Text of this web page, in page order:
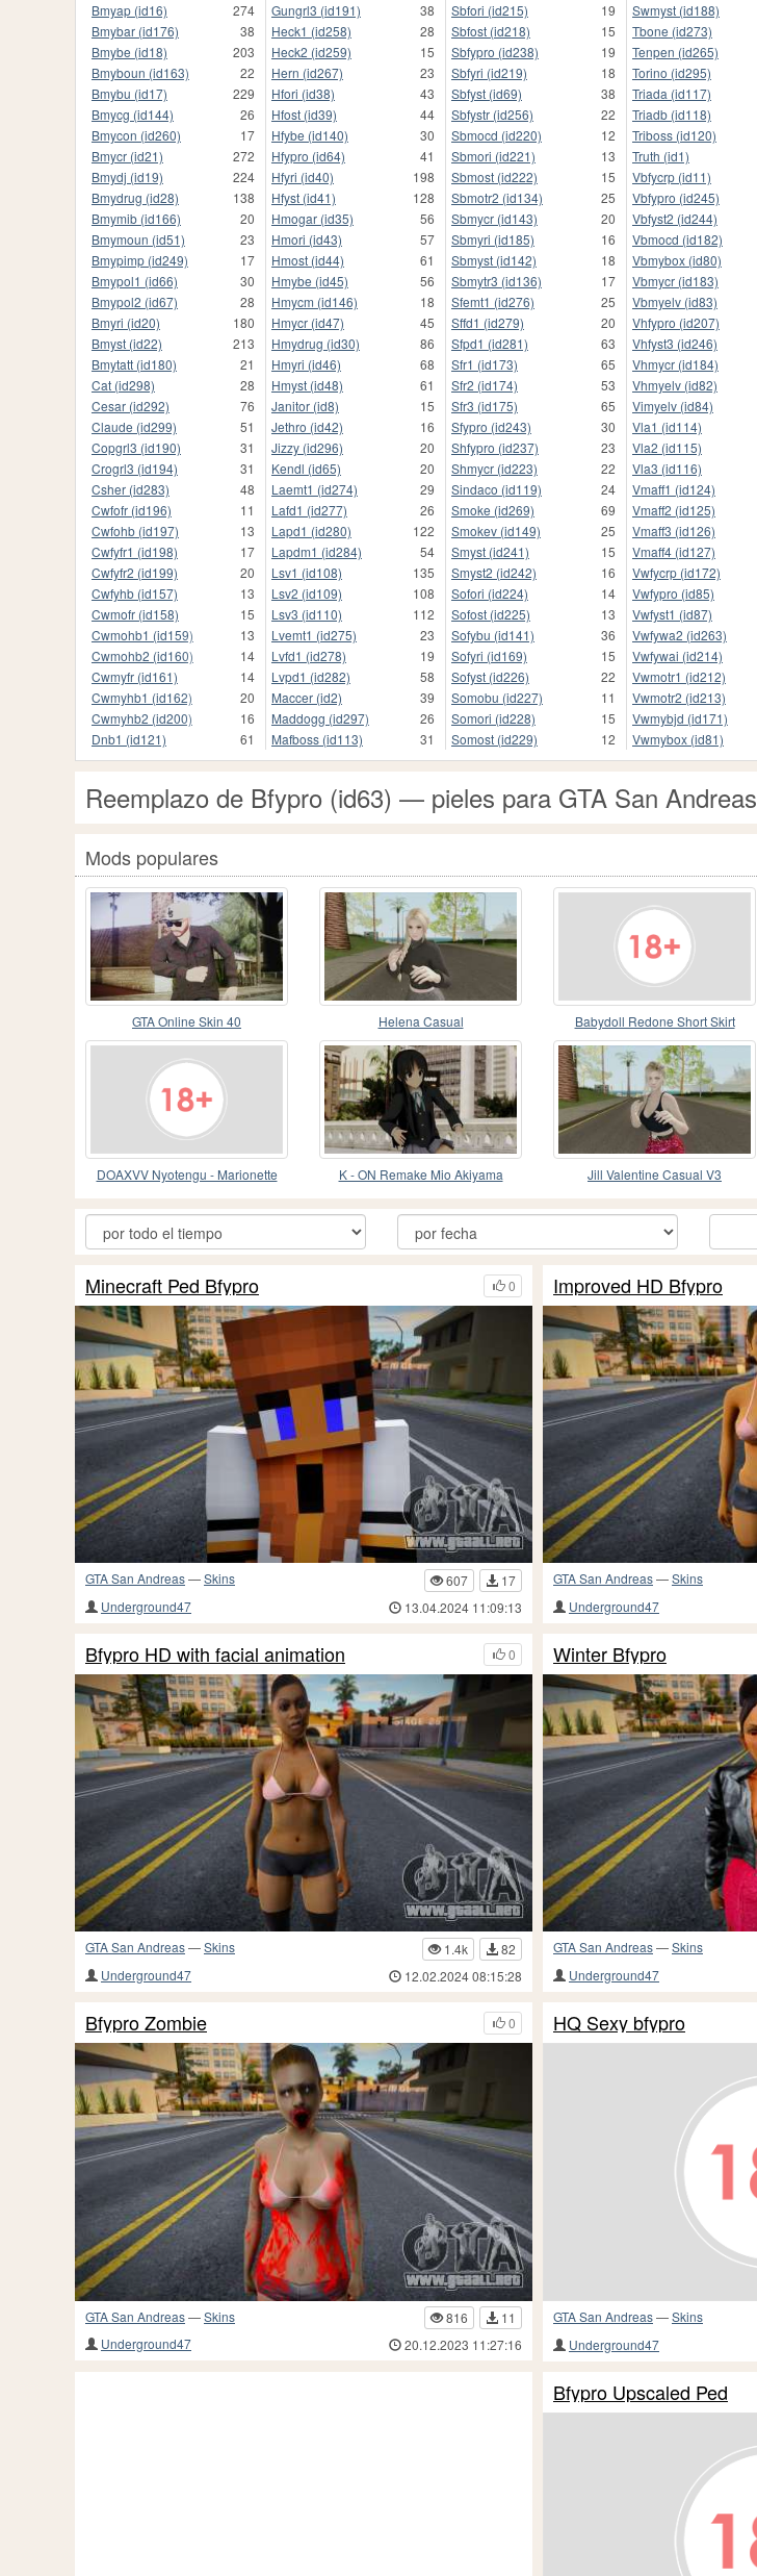
Bmyap (id16)
274
Bmybar (id176)
38
Bmybe (id18)
203
Bmyboun (id163)
22
Bmybu (id17)
229
Bmycg (id144)
26
Bmycon (id260)
17
Bmycr (id21)
272
Bmydj (id19)
224
Bmydrug (id28)
138
Bmymib (id166)
20
Bmymoun (id51)
23
Bmypimp (id249)
17
Bmypol1 (id66)
30
Bmypol2 (id67)
28
Bmyri (id20)
180
Bmyst (id22)
213
Bmytatt (id180)
21
Cat (id298)
28
Cesar (id292)
76
Claude (id299)
51
Copgrl3 (id190)
31
Crogrl3 (id194)
31
Csher (id283)
48
Cwfofr (id196)
11
Cwfohb (id197)
13
Cwfyfr1 (id198)
17
Cwfyfr2 (id199)
20
Cwfyhb (id157)
13
Cwmofr (id158)
15
Cwmohb1 (id159)
13
Cwmohb2 (id160)
14
Cwmyfr (id161)
14
Cwmyhb1 (id162)
20
Cwmyhb2 (id200)
16
Dnb1 (id121)
61
Gungrl3 (id191)
38
Heck1 (id258)
28
Heck2 (id259)
15
Hern (id267)
23
Hfori (id38)
43
Hfost (id39)
44
Hfybe (id140)
30
Hfypro (id64)
41
Hfyri (id40)
198
Hfyst (id41)
128
Hmogar (id35)
56
Hmori (id43)
57
Hmost (id44)
61
Hmybe (id45)
56
Hmycm (id146)
18
Hmycr (id47)
45
Hmydrug (id30)
86
Hmyri (id46)
68
Hmyst (id48)
61
Janitor (id8)
15
Jethro (id42)
16
Jizzy (id296)
20
Kendl (id65)
20
Laemt1 (id274)
29
Lafd1 (id277)
26
Lapd1 (id280)
122
Lapdm1 (id284)
54
Lsv1 (id108)
135
Lsv2 (id109)
108
Lsv3 (id110)
112
Lvemt1 (id275)
23
Lvfd1 (id278)
19
Lvpd1 (id282)
58
Maccer (id2)
39
Maddogg (id297)
26
Mafboss (id113)
31
Sbfori (id215)
19
Sbfost (id218)
15
Sbfypro (id238)
19
Sbfyri (id219)
18
Sbfyst (id69)
38
Sbfystr (id256)
22
Sbmocd (id220)
12
Sbmori (id221)
13
Sbmost (id222)
15
Sbmotr2 (id134)
25
Sbmycr (id143)
20
Sbmyri (id185)
16
Sbmyst (id142)
18
Sbmytr3 (id136)
17
Sfemt1 (id276)
25
Sffd1 (id279)
20
Sfpd1 (id281)
63
Sfr1 (id173)
65
Sfr2 (id174)
53
Sfr3 (id175)
65
Sfypro (id243)
30
Shfypro (id237)
23
Shmycr (id223)
22
Sindaco (id119)
24
Smoke (id269)
69
Smokev (id149)
25
Smyst (id241)
15
Smyst2 (id242)
16
Sofori (id224)
14
Sofost (id225)
13
Sofybu (id141)
36
Sofyri (id169)
15
Sofyst (id226)
22
Somobu (id227)
11
Somori (id228)
15
Somost (id229)
12
Swmyst (id188)
Tbone (id273)
Tenpen (id265)
Torino (id295)
Triada (id117)
Triadb (id118)
Triboss (id120)
Truth (id1)
Vbfycrp (id11)
Vbfypro (id245)
Vbfyst2 (id244)
Vbmocd (id182)
Vbmybox (id80)
Vbmycr (id183)
Vbmyelv (id83)
Vhfypro (id207)
Vhfyst3 (id246)
Vhmycr (id184)
Vhmyelv (id82)
Vimyelv (id84)
Vla1 (id114)
Vla2 (id115)
Vla3 (id116)
Vmaff1 (id124)
Vmaff2 (id125)
Vmaff3 (id126)
Vmaff4 (id127)
Vwfycrp (id172)
Vwfypro (id85)
Vwfyst1 (id87)
Vwfywa2 (id263)
Vwfywai (id214)
Vwmotr1 (id212)
Vwmotr2 (id213)
Vwmybjd (id171)
Vwmybox (id81)
Reemplazo de Bfypro (id63) — pieles para GTA San Andreas
Mods populares
GTA Online Skin 40 Helena Casual Babydoll Redone Short Skirt
DOAXVV Nyotengu - Marionette K - ON Remake Mio Akiyama Jill Valentine Casual V3
0
Minecraft Ped Bfypro
GTA San Andreas—Skins 607
17
Underground47
13.04.2024 11:09:13
Improved HD Bfypro
GTA San Andreas—Skins
Underground47
0
Bfypro HD with facial animation
GTA San Andreas—Skins 1.4k
82
Underground47
12.02.2024 08:15:28
Winter Bfypro
GTA San Andreas—Skins
Underground47
0
Bfypro Zombie
GTA San Andreas—Skins 816
11
Underground47
20.12.2023 11:27:16
HQ Sexy bfypro
GTA San Andreas—Skins
Underground47
Bfypro Upscaled Ped